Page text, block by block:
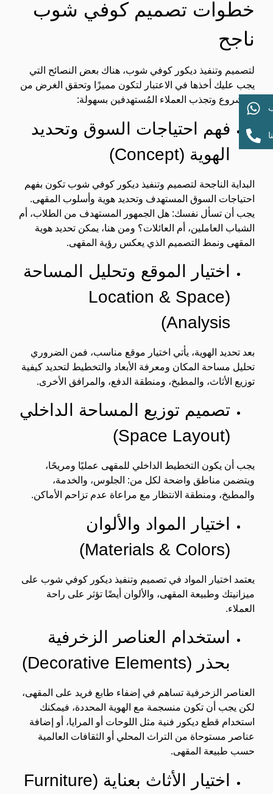
خطوات تصميم كوفي شوب
ناجح
لتصميم وتنفيذ ديكور كوفي شوب، هناك بعض النصائح التي
يجب عليك أخذها في الاعتبار لتكون مميزًا وتحقق الغرض من
المشروع وتجذب العملاء المُستهدفين بسهولة:
فهم احتياجات السوق وتحديد
الهوية (Concept)
البداية الناجحة لتصميم وتنفيذ ديكور كوفي شوب تكون بفهم
احتياجات السوق المستهدف وتحديد هوية وأسلوب المقهى.
يجب أن تسأل نفسك: هل الجمهور المستهدف من الطلاب، أم
الشباب العاملين، أم العائلات؟ ومن هنا، يمكن تحديد هوية
المقهى ونمط التصميم الذي يعكس رؤية المقهى.
اختيار الموقع وتحليل المساحة
(Location & Space
Analysis)
بعد تحديد الهوية، يأتي اختيار موقع مناسب، فمن الضروري
تحليل مساحة المكان ومعرفة الأبعاد والتخطيط لتحديد كيفية
توزيع الأثاث، والمطبخ، ومنطقة الدفع، والمرافق الأخرى.
تصميم توزيع المساحة الداخلي
(Space Layout)
يجب أن يكون التخطيط الداخلي للمقهى عمليًا ومريحًا،
ويتضمن مناطق واضحة لكل من: الجلوس، والخدمة،
والمطبخ، ومنطقة الانتظار مع مراعاة عدم تزاحم الأماكن.
اختيار المواد والألوان
(Materials & Colors)
يعتمد اختيار المواد في تصميم وتنفيذ ديكور كوفي شوب على
ميزانيتك وطبيعة المقهى، والألوان أيضًا تؤثر على راحة
العملاء.
استخدام العناصر الزخرفية
بحذر (Decorative Elements)
العناصر الزخرفية تساهم في إضفاء طابع فريد على المقهى،
لكن يجب أن تكون منسجمة مع الهوية المحددة، فيمكنك
استخدام قطع ديكور فنية مثل اللوحات أو المرايا، أو إضافة
عناصر مستوحاة من التراث المحلي أو الثقافات العالمية
حسب طبيعة المقهى.
اختيار الأثاث بعناية (Furniture